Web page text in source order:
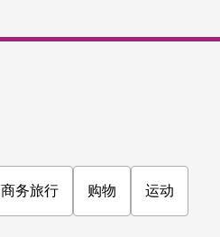
商务旅行 购物 运动